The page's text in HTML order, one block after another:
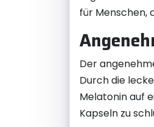
für Menschen,
Der
Durch die
Melatonin auf
Kapseln zu